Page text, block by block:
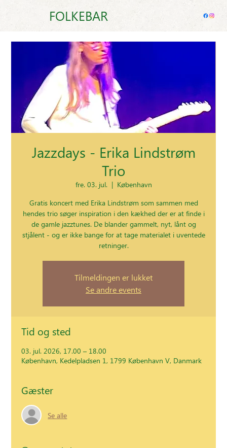
FOLKEBAR
Jazzdays - Erika Lindstrøm
Trio
fre. 03. jul.
  |
København
Gratis koncert med Erika Lindstrøm som sammen med
hendes trio søger inspiration i den kækhed der er at finde i
de gamle jazztunes. De blander gammelt, nyt, lånt og
stjålent - og er ikke bange for at tage materialet i uventede
retninger.
Tilmeldingen er lukket
Se andre events
Tid og sted
03. jul. 2026, 17.00 – 18.00
København, Kedelpladsen 1, 1799 København V, Danmark
Gæster
Se alle